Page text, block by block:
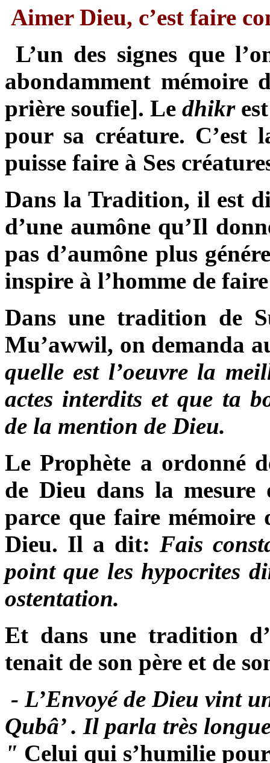
Aimer Dieu, c’est faire
L’un des signes que
abondamment
prière soufie]. Le dhikr
pour sa créature. C’est
puisse faire à Ses
Dans la Tradition, il est
d’une aumône qu’Il
pas d’aumône plus
inspire à l’homme de
Dans une tradition de
Mu’awwil, on demanda
quelle est l’oeuvre la
actes interdits et que ta
de la mention de Dieu.
Le Prophète a ordonné
de Dieu dans la
parce que faire mémoire
Dieu. Il a dit: Fais
point que les hypocrites
ostentation.
Et dans une tradition
tenait de son père et de
- L’Envoyé de Dieu vint
Qubâ’ . Il parla très
" Celui qui s’humilie